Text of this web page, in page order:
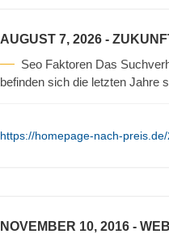
AUGUST 7, 2026 -
Seo Faktoren Das
befinden sich die letzten Jahre
https://homepage-nach-
NOVEMBER 10, 2016 -